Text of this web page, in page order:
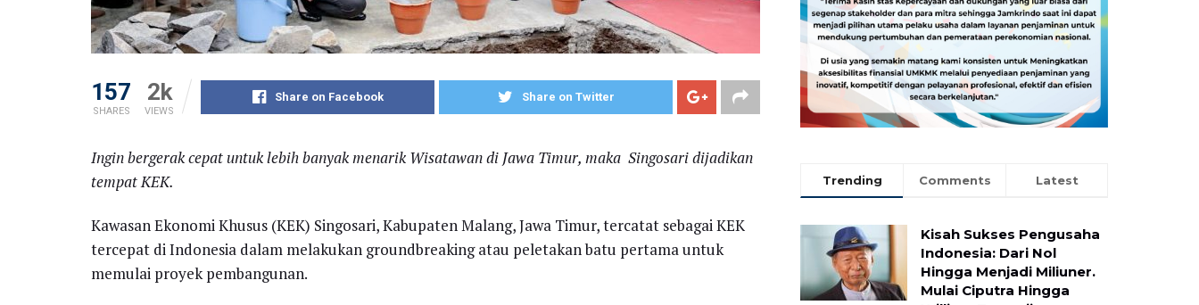
157
SHARES
2k
VIEWS
Share on Facebook Share on Twitter
Ingin bergerak cepat untuk lebih banyak menarik Wisatawan di Jawa Timur, maka Singosari dijadikan
tempat KEK.
Kawasan Ekonomi Khusus (KEK) Singosari, Kabupaten Malang, Jawa Timur, tercatat sebagai KEK
tercepat di Indonesia dalam melakukan groundbreaking atau peletakan batu pertama untuk
memulai proyek pembangunan.
Trending Comments Latest
Kisah Sukses Pengusaha
Indonesia: Dari Nol
Hingga Menjadi Miliuner.
Mulai Ciputra Hingga